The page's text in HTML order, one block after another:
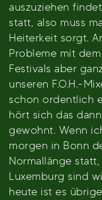
auszuziehen
statt, also muss
Heiterkeit sorgt.
Probleme mit
Festivals aber
unseren F.O.H.-
schon ordentlich
hört sich das
gewohnt. Wenn
morgen in Bonn
Normallänge
Luxemburg sind
heute ist es